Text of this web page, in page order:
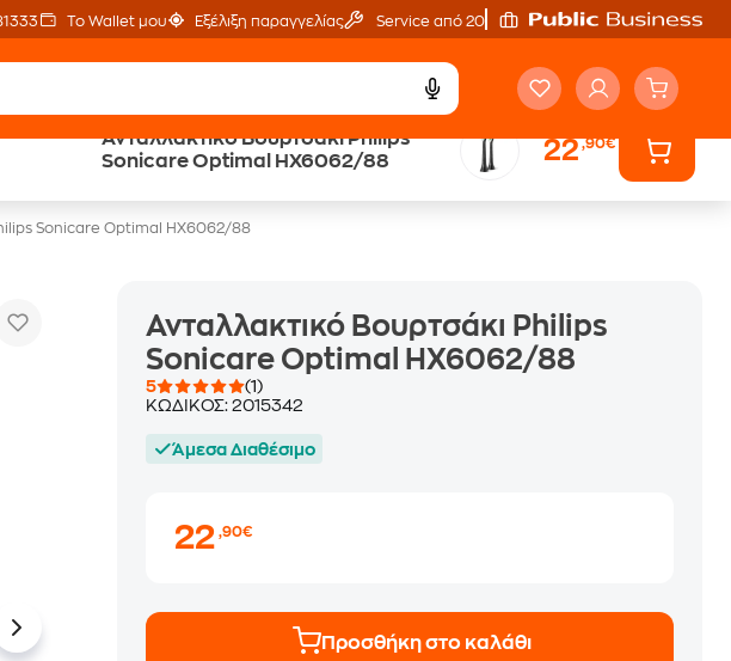
Το Wallet μου Εξέλιξη παραγγελίας Service από 20'
Ανταλλακτικό Βουρτσάκι Philips
Sonicare Optimal HX6062/88
22,90€
Άτοκες Δόσεις Public επιστροφή €
Sonicare Optimal HX6062/88
Ανταλλακτικό Βουρτσάκι Philips
Sonicare Optimal HX6062/88
5
(1)
ΚΩΔΙΚΟΣ:2015342
Άμεσα Διαθέσιμο
22,90€
Προσθήκη στο καλάθι